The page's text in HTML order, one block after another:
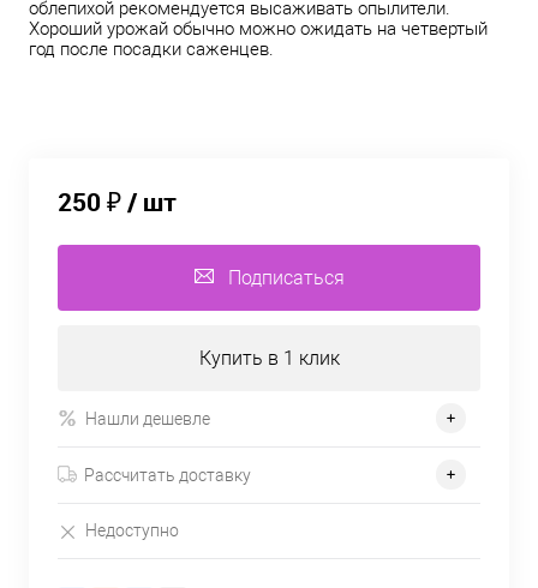
облепихой рекомендуется высаживать опылители.
Хороший урожай обычно можно ожидать на четвертый
год после посадки саженцев.
250 ₽/ шт
Подписаться
Купить в 1 клик
Нашли дешевле
Рассчитать доставку
Недоступно